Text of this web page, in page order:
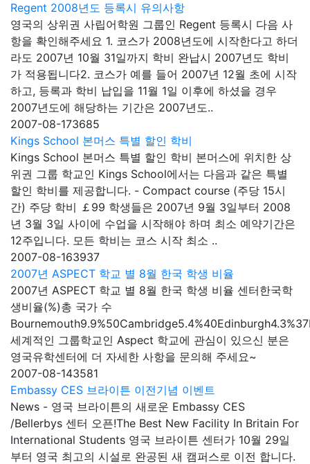
Regent 2008년도 등록시 유의사항
영국의 상위권 사립어학원 그룹인 Regent 등록시 다음 사
항을 확인해주세요 1. 코스가 2008년도에 시작한다고 하더
라도 2007년 10월 31일까지 학비 완납시 2007년도 학비
가 적용됩니다2. 코스가 예를 들어 2007년 12월 초에 시작
하고, 등록과 학비 납입을 11월 1일 이후에 하셨을 경우
2007년도에 해당하는 기간은 2007년도..
2007-08-173685
Kings School 본머스 특별 할인 학비
Kings School 본머스 특별 할인 학비 본머스에 위치한 상
위권 그룹 학교인 Kings School에서는 다음과 같은 특별
할인 학비를 제공합니다. - Compact course (주당 15시
간) 주당 학비 ￡99 학생들은 2007년 9월 3일부터 2008
년 3월 3일 사이에 수업을 시작해야 하며 최소 예약기간은
12주입니다. 모든 학비는 코스 시작 최소 ..
2007-08-163937
2007년 ASPECT 학교 별 8월 한국 학생 비율
2007년 ASPECT 학교 별 8월 한국 학생 비율 센터한국학
생비율(%)총 국가 수
세계적인 그룹학교인 Aspect 학교에 관심이 있으신 분은
영국유학센터에 더 자세한 사항을 문의해 주세요~
2007-08-143581
Embassy CES 브라이튼 이전기념 이벤트
News - 영국 브라이튼의 새로운 Embassy CES
/Bellerbys 센터 오픈!The Best New Facility In Britain For
International Students 영국 브라이튼 센터가 10월 29일
부터 영국 최고의 시설로 완공된 새 캠퍼스로 이전 합니다.